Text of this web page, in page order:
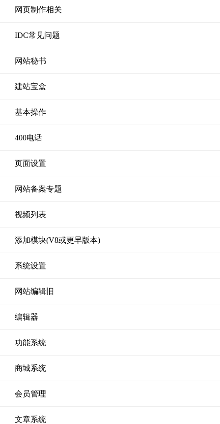
网页制作相关
IDC常见问题
网站秘书
建站宝盒
基本操作
400电话
页面设置
网站备案专题
视频列表
添加模块(V8或更早版本)
系统设置
网站编辑旧
编辑器
功能系统
商城系统
会员管理
文章系统